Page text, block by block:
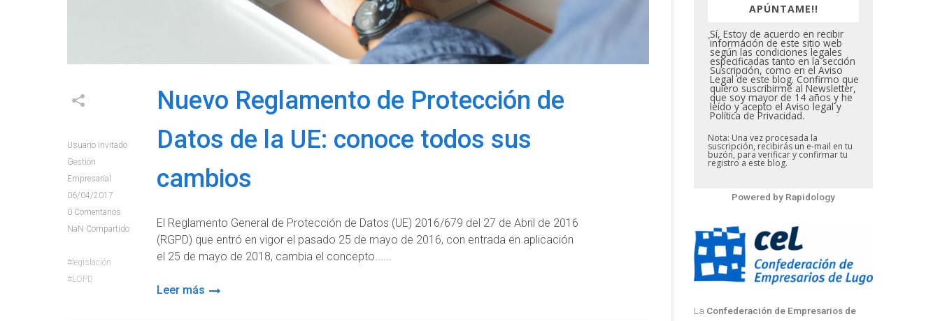
Usuario Invitado
Gestión
Empresarial
06/04/2017
0 Comentarios
NaN Compartido
legislación
LOPD
Nuevo Reglamento de Protección de
Datos de la UE: conoce todos sus
cambios
El Reglamento General de Protección de Datos (UE) 2016/679 del 27 de Abril de 2016
(RGPD) que entró en vigor el pasado 25 de mayo de 2016, con entrada en aplicación
el 25 de mayo de 2018, cambia el concepto...
Leer más
APÚNTAME!!
Sí, Estoy de acuerdo en recibir
información de este sitio web
según las condiciones legales
especificadas tanto en la sección
Suscripción, como en el Aviso
Legal de este blog. Confirmo que
quiero suscribirme al Newsletter,
que soy mayor de 14 años y he
leído y acepto el Aviso legal y
Política de Privacidad.
Nota: Una vez procesada la
suscripción, recibirás un e-mail en tu
buzón, para verificar y confirmar tu
registro a este blog.
Powered by Rapidology
La Confederación de Empresarios de